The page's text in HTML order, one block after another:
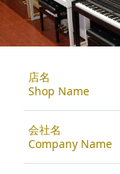
店名
Shop Name
会社名
Company Name